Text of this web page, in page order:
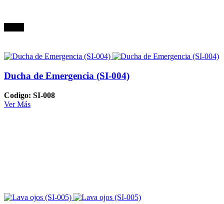
Ducha de Emergencia (SI-004)
Codigo: SI-008
Ver Más